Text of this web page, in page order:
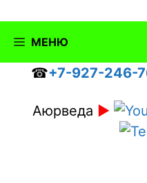
МЕНЮ
☎+7-927-246-
Аюрведа ►